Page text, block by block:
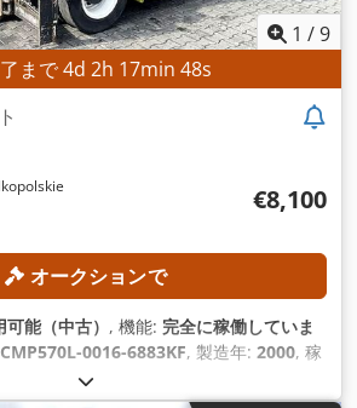
1 /9
まで4d 2h 17min 45s
€8,100
オークションで
可能（中古） , 機能: 完全に稼働していま
CMP570L-0016-6883KF, 製造年: 2000, 稼
7,000 kg（キログラム）
類:ガス, マスト型式:シンプレックス, 建